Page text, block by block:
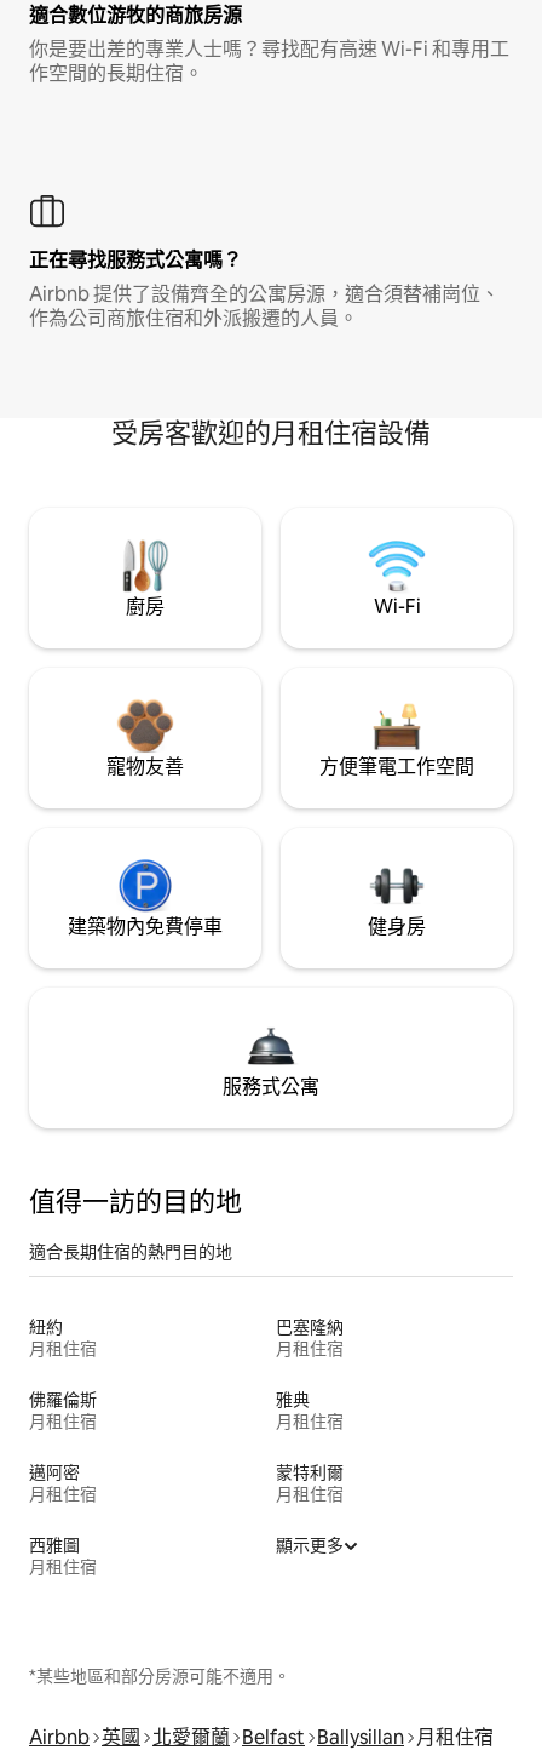
適合數位游牧的商旅房源
你是要出差的專業人士嗎？尋找配有高速 Wi-Fi 和專用工
作空間的長期住宿。
正在尋找服務式公寓嗎？
Airbnb 提供了設備齊全的公寓房源，適合須替補崗位、
作為公司商旅住宿和外派搬遷的人員。
受房客歡迎的月租住宿設備
廚房 Wi-Fi
寵物友善 方便筆電工作空間
建築物內免費停車 健身房
服務式公寓
值得一訪的目的地
適合長期住宿的熱門目的地
紐約
月租住宿
巴塞隆納
月租住宿
佛羅倫斯
月租住宿
雅典
月租住宿
邁阿密
月租住宿
蒙特利爾
月租住宿
西雅圖
月租住宿
顯示更多
*某些地區和部分房源可能不適用。
Airbnb 英國 北愛爾蘭 Belfast Ballysillan 月租住宿